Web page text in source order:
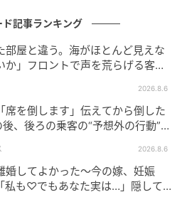
性・会社員。今年の冬に第一
に実施したアンケートで集
に記事化しています（回答
ド記事ランキング
部屋と違う。海がほとんど見えな
か」フロントで声を荒らげる客。
2026.8.6
席を倒します」伝えてから倒した
、後ろの乗客の“予想外の行動”に
2026.8.6
婚してよかった〜今の嫁、妊娠
私も♡でもあなた実は…」隠して